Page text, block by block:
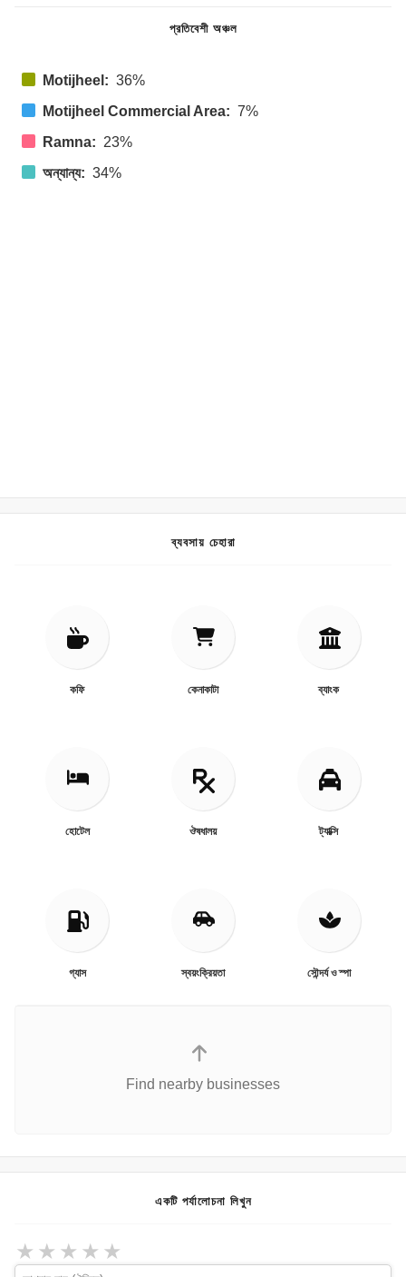
প্রতিবেশী অঞ্চল
Motijheel: 36%
Motijheel Commercial Area: 7%
Ramna: 23%
অন্যান্য: 34%
ব্যবসায় চেহারা
কফি কেনাকাটা ব্যাংক
হোটেল ঔষধালয় ট্যাক্সি
গ্যাস স্বয়ংক্রিয়তা সৌন্দর্য ও স্পা
Find nearby businesses
একটি পর্যালোচনা লিখুন
★
★
★
★
★